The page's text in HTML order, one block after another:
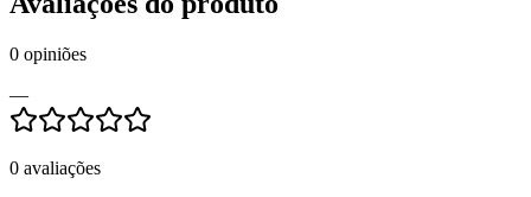
0 opiniões
—
0 avaliações